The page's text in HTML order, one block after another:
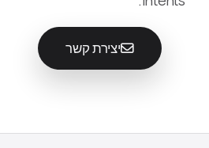
יצירת קשר